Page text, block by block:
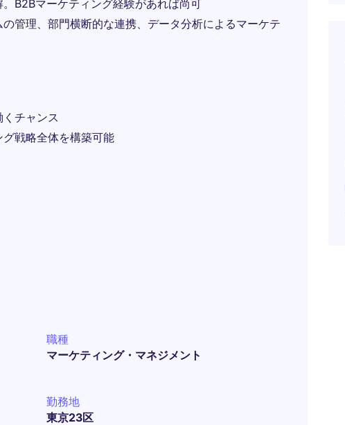
B2Bマーケティング経験があれば尚可
管理、部門横断的な連携、データ分析によるマーケテ
チャンス
戦略全体を構築可能
職種
マーケティング・マネジメント
勤務地
東京23区